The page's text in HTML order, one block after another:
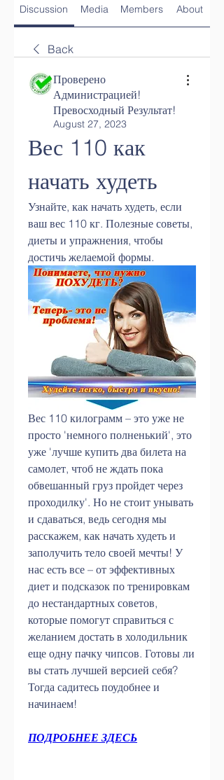
Discussion Media Members About
Back
Проверено
Администрацией!
Превосходный Результат!
August 27, 2023
Вес 110 как
начать худеть
Узнайте, как начать худеть, если
ваш вес 110 кг. Полезные советы,
диеты и упражнения, чтобы
достичь желаемой формы.
Вес 110 килограмм – это уже не
просто 'немного полненький', это
уже 'лучше купить два билета на
самолет, чтоб не ждать пока
обвешанный груз пройдет через
проходилку'. Но не стоит унывать
и сдаваться, ведь сегодня мы
расскажем, как начать худеть и
заполучить тело своей мечты! У
нас есть все – от эффективных
диет и подсказок по тренировкам
до нестандартных советов,
которые помогут справиться с
желанием достать в холодильник
еще одну пачку чипсов. Готовы ли
вы стать лучшей версией себя?
Тогда садитесь поудобнее и
начинаем!
ПОДРОБНЕЕ ЗДЕСЬ